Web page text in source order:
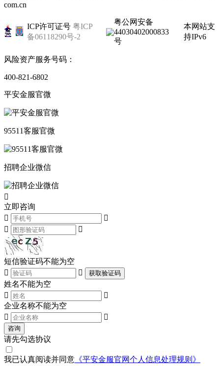
com.cn
ICP许可证号 粤ICP
备06118290号-2
粤公网安备
44030402000833
号
本网站支
持IPv6
风险资产服务号码：
400-821-6802
平安金服官微
95511客服官微
招聘企业微信

立即咨询




短信验证码不能为空

 获取验证码
姓名不能为空


企业名称不能为空


咨询
请先勾选协议
我已认真阅读并同意 《平安金服官网个人信息处理规则》